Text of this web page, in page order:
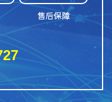
售后保障